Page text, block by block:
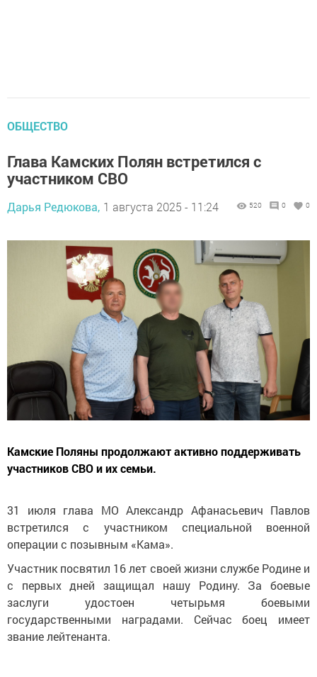
ОБЩЕСТВО
Глава Камских Полян встретился с
участником СВО
Дарья Редюкова, 1 августа 2025 - 11:24 520 0 0
Камские Поляны продолжают активно поддерживать
участников СВО и их семьи.
31 июля глава МО Александр Афанасьевич Павлов
встретился с участником специальной военной
операции с позывным «Кама».
Участник посвятил 16 лет своей жизни службе Родине и
с первых дней защищал нашу Родину. За боевые
заслуги удостоен четырьмя боевыми
государственными наградами. Сейчас боец имеет
звание лейтенанта.